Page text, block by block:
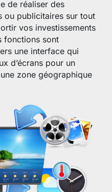
de réaliser des
ou publicitaires sur tout
vos investissements
fonctions sont
une interface qui
d’écrans pour un
zone géographique